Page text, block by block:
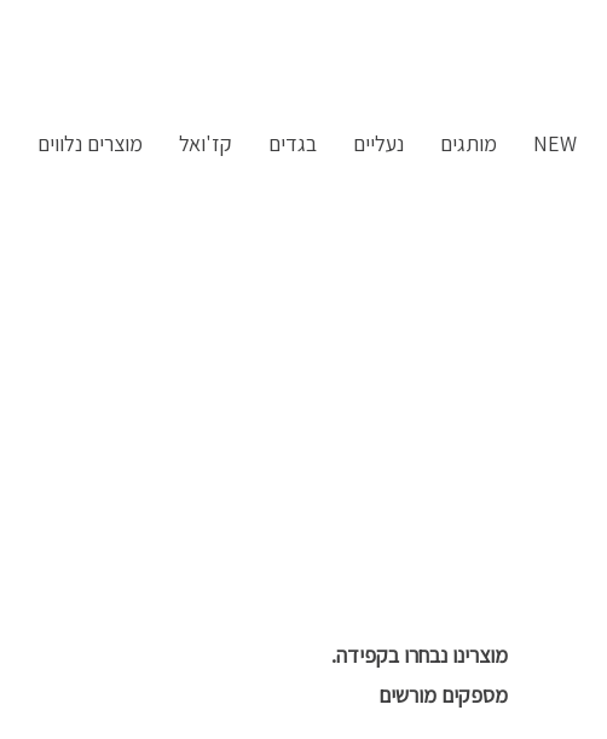
NEW מותגים נעליים בגדים קז'ואל מוצרים נלווים
מוצרינו נבחרו בקפידה.
מספקים מורשים